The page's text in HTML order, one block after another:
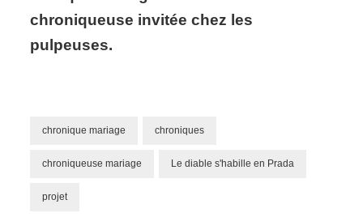
chroniqueuse invitée chez les
pulpeuses.
chronique mariage chroniques
chroniqueuse mariage Le diable s'habille en Prada
projet